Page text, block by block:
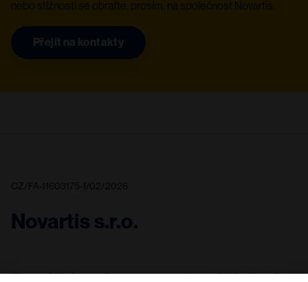
nebo stížností se obraťte, prosím, na společnost Novartis.
Přejít na kontakty
Novartis s.r.o.
Tyto stránky jsou určeny pouze pro zdravotnické odborníky v